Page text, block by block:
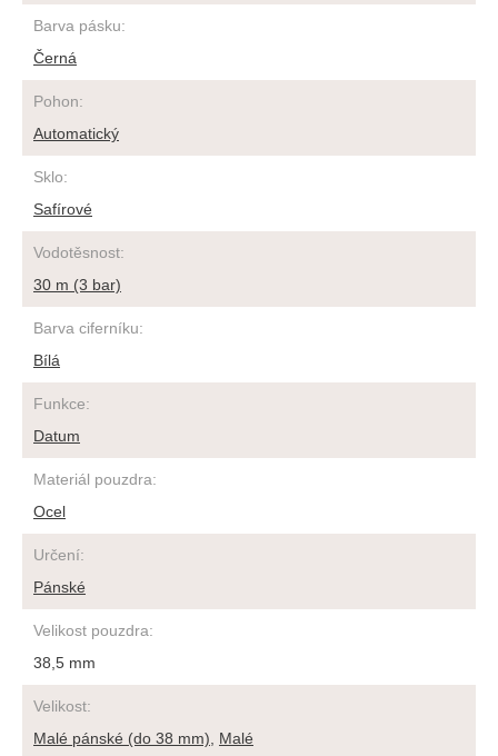
Barva pásku:
Černá
Pohon:
Automatický
Sklo:
Safírové
Vodotěsnost:
30 m (3 bar)
Barva ciferníku:
Bílá
Funkce:
Datum
Materiál pouzdra:
Ocel
Určení:
Pánské
Velikost pouzdra:
38,5 mm
Velikost:
Malé pánské (do 38 mm)
Malé